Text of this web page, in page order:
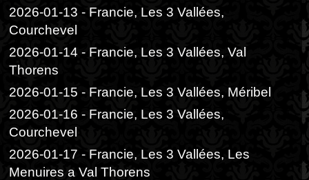
2026-01-13 - Francie, Les 3 Vallées,
Courchevel
2026-01-14 - Francie, Les 3 Vallées, Val
Thorens
2026-01-15 - Francie, Les 3 Vallées, Méribel
2026-01-16 - Francie, Les 3 Vallées,
Courchevel
2026-01-17 - Francie, Les 3 Vallées, Les
Menuires a Val Thorens